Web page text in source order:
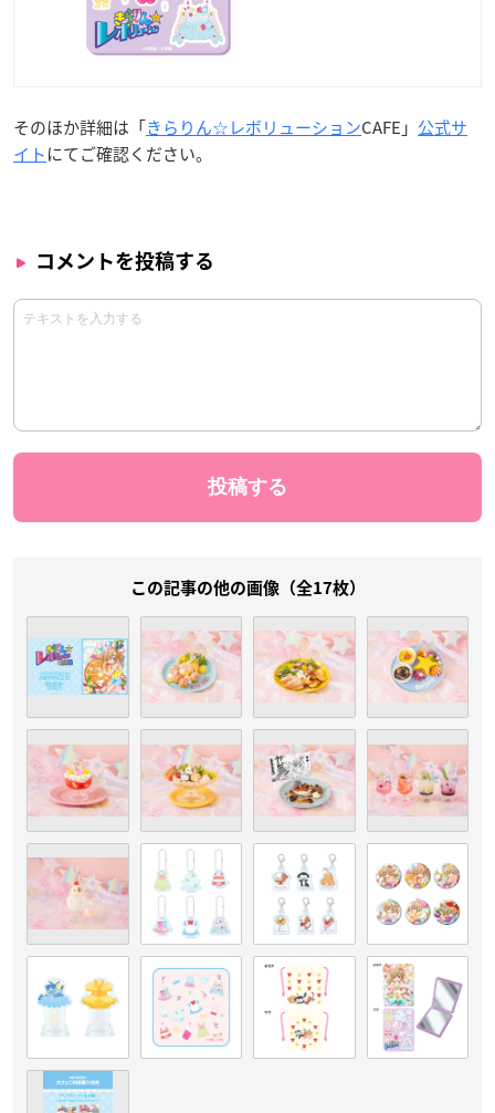
そのほか詳細は「きらりん☆レボリューションCAFE」 公式サ
イトにてご確認ください。
コメントを投稿する
この記事の他の画像（全17枚）